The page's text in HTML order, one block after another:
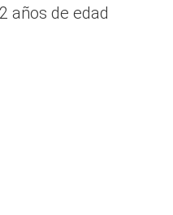
años de edad